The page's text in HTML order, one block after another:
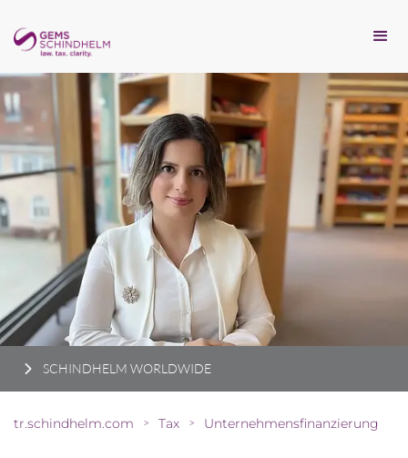
SCHINDHELM WORLDWIDE
tr.schindhelm.com > Tax > Unternehmensfinanzierung